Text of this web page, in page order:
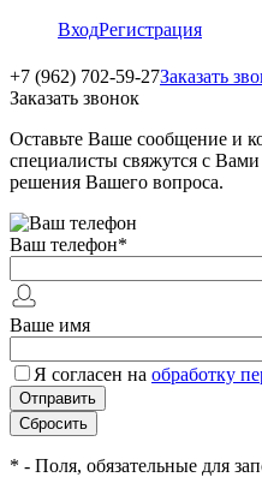
ВходРегистрация
+7 (962) 702-59-27Заказать
Заказать звонок
Оставьте Ваше сообщение и
специалисты свяжутся с
решения Вашего вопроса.
Ваш телефон*
Ваше имя
Я согласен на обработку
* - Поля, обязательные для